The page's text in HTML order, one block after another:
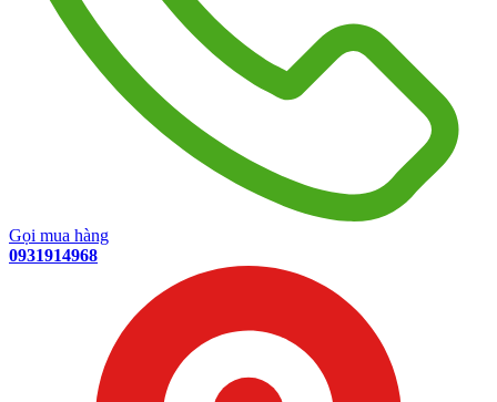
Gọi mua hàng
0931914968